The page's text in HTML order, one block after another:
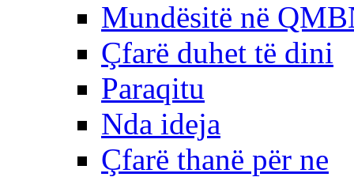
Mundësitë në
Çfarë duhet të dini
Paraqitu
Nda ideja
Çfarë thanë për ne